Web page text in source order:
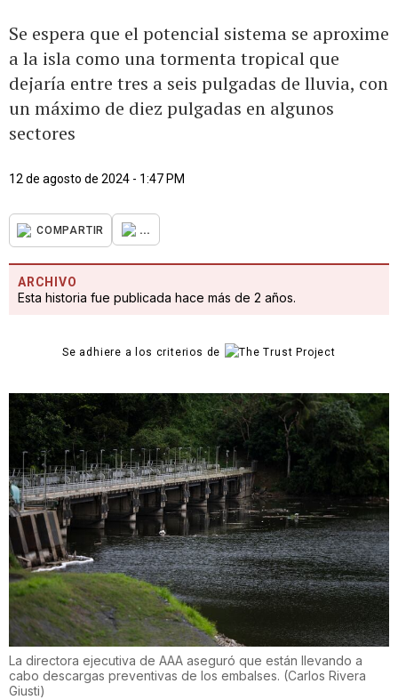
Se espera que el potencial sistema se aproxime
a la isla como una tormenta tropical que
dejaría entre tres a seis pulgadas de lluvia, con
un máximo de diez pulgadas en algunos
sectores
12 de agosto de 2024 - 1:47 PM
COMPARTIR ...
ARCHIVO
Esta historia fue publicada hace más de 2 años.
Se adhiere a los criterios de
La directora ejecutiva de AAA aseguró que están llevando a
cabo descargas preventivas de los embalses. (Carlos Rivera
Giusti)